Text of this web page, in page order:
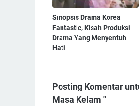
Sinopsis Drama Korea
Fantastic, Kisah Produksi
Drama Yang Menyentuh
Hati
Posting Komentar
Masa Kelam "